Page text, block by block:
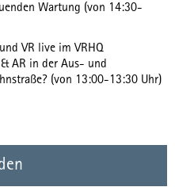
Wartung (von 14:30-
VR live im VRHQ
AR in der Aus- und
(von 13:00-13:30 Uhr)